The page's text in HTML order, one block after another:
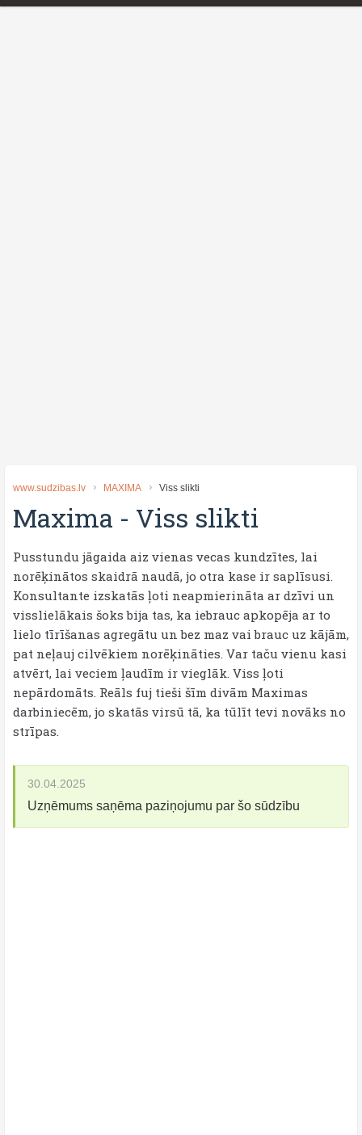
www.sudzibas.lv MAXIMA Viss slikti
Maxima - Viss slikti
Pusstundu jāgaida aiz vienas vecas kundzītes, lai
norēķinātos skaidrā naudā, jo otra kase ir saplīsusi.
Konsultante izskatās ļoti neapmierināta ar dzīvi un
visslielākais šoks bija tas, ka iebrauc apkopēja ar to
lielo tīrīšanas agregātu un bez maz vai brauc uz kājām,
pat neļauj cilvēkiem norēķināties. Var taču vienu kasi
atvērt, lai veciem ļaudīm ir vieglāk. Viss ļoti
nepārdomāts. Reāls fuj tieši šīm divām Maximas
darbiniecēm, jo skatās virsū tā, ka tūlīt tevi novāks no
strīpas.
30.04.2025
Uzņēmums saņēma paziņojumu par šo sūdzību